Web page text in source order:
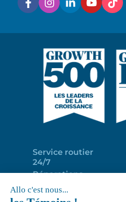
Service routier
24/7
Réparations
Programme
d’entretien